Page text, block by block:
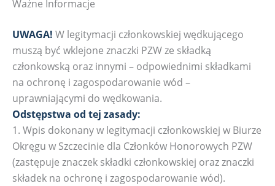
Ważne Informacje
UWAGA! W legitymacji członkowskiej wędkującego
muszą być wklejone znaczki PZW ze składką
członkowską oraz innymi – odpowiednimi składkami
na ochronę i zagospodarowanie wód –
uprawniającymi do wędkowania.
Odstępstwa od tej zasady:
1. Wpis dokonany w legitymacji członkowskiej w Biurze
Okręgu w Szczecinie dla Członków Honorowych PZW
(zastępuje znaczek składki członkowskiej oraz znaczki
składek na ochronę i zagospodarowanie wód).